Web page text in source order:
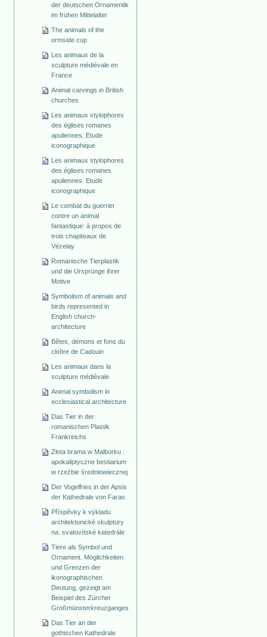
der deutschen Ornamentik
im frühen Mittelalter
The animals of the
ormside cup
Les animaux de la
sculpture médiévale en
France
Animal carvings in British
churches
Les animaux stylophores
des églises romanes
apuliennes. Etude
iconographique
Les animaux stylophores
des églises romanes
apuliennes. Etude
iconographique
Le combat du guerrier
contre un animal
fantastique: à propos de
trois chapiteaux de
Vézelay
Romanische Tierplastik
und die Ursprünge ihrer
Motive
Symbolism of animals and
birds represented in
English church-
architecture
Bêtes, démons et fons du
cloître de Cadouin
Les animaux dans la
sculpture médiévale
Animal symbolism in
ecclesiastical architecture
Das Tier in der
romanischen Plastik
Frankreichs
Złota brama w Malborku :
apokaliptyczne bestiarium
w rzeźbie średniowiecznej
Der Vogelfries in der Apsis
der Kathedrale von Faras
Příspěvky k výkladu
architektonické skulptury
na. svatovítské katedrále
Tiere als Symbol und
Ornament. Möglichkeiten
und Grenzen der
ikonographischen
Deutung, gezeigt am
Beispiel des Zürcher
Großmünsterkreuzganges
Das Tier an der
gothischen Kathedrale